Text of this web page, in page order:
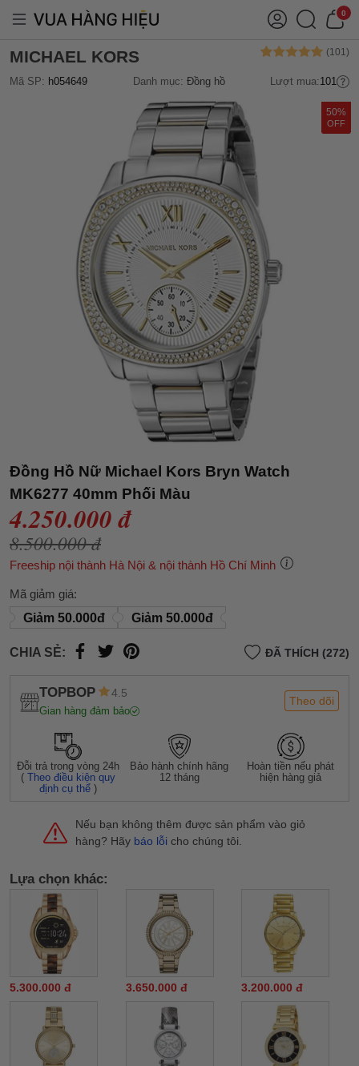
0
MICHAEL KORS
Mã SP: h054649 Danh mục: Đồng hồ Lượt mua:101
50%
OFF
Đồng Hồ Nữ Michael Kors Bryn Watch
MK6277 40mm Phối Màu
4.250.000 đ
8.500.000 đ
Freeship nội thành Hà Nội & nội thành Hồ Chí Minh
Mã giảm giá:
Giảm 50.000đ
Giảm 50.000đ
CHIA SẺ: ĐÃ THÍCH (272)
TOPBOP 4.5
Gian hàng đảm bảo
Theo dõi
Đỗi trả trong vòng 24h
(Theo điều kiện quy
định cụ thể )
Bảo hành chính hãng
12 tháng
Hoàn tiền nếu phát
hiện hàng giả
Nếu bạn không thêm được sản phẩm vào giỏ
hàng? Hãy báo lỗi cho chúng tôi.
Lựa chọn khác:
5.300.000 đ 3.650.000 đ 3.200.000 đ